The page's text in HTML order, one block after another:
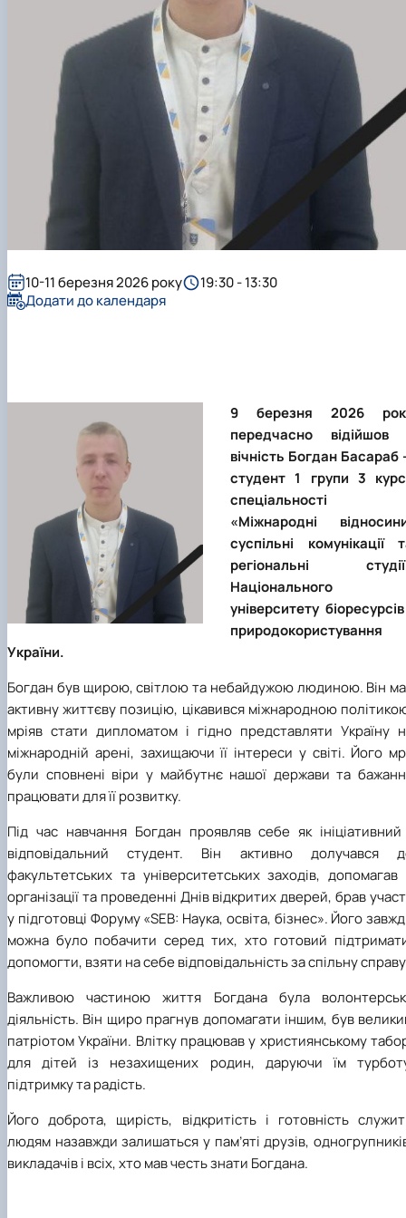
Підготовка до вступу в аспірантуру
Правила прийому 2026
Контактні дані
Профорієнтаційна діяльність
Профорієнтаційна робота
Дні відкритих дверей
Інформація і політика
HistoryEU
9 березня 2026
передчасно відійшов
вічність Богдан Басараб
студент 1 групи 3
спеціальності
«Міжнародні
суспільні комунікації
регіональні
Національного
університету біоресурсів
природокористування
України.
Богдан був щирою, світлою та небайдужою людиною. Він
активну життєву позицію, цікавився міжнародною
мріяв стати дипломатом і гідно представляти Україну
міжнародній арені, захищаючи її інтереси у світі. Його
були сповнені віри у майбутнє нашої держави та
працювати для її розвитку.
Під час навчання Богдан проявляв себе як ініціативний
відповідальний студент. Він активно долучався
факультетських та університетських заходів, допомагав
організації та проведенні Днів відкритих дверей, брав
у підготовці Форуму «SEB: Наука, освіта, бізнес». Його
можна було побачити серед тих, хто готовий
допомогти, взяти на себе відповідальність за спільну
Важливою частиною життя Богдана була
діяльність. Він щиро прагнув допомагати іншим, був
патріотом України. Влітку працював у християнському
для дітей із незахищених родин, даруючи їм
підтримку та радість.
Його доброта, щирість, відкритість і готовність
людям назавжди залишаться у пам’яті друзів,
викладачів і всіх, хто мав честь знати Богдана.
10-11 березня 2026 року
19:30 - 13:30
Додати до календаря